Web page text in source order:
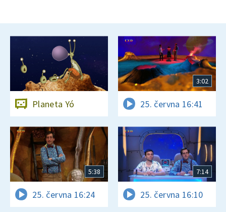
Planeta Yó
3:02
25. června 16:41
5:38
25. června 16:24
7:14
25. června 16:10